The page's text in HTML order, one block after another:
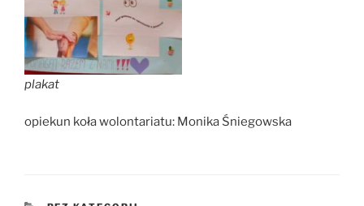
plakat
opiekun koła wolontariatu: Monika Śniegowska